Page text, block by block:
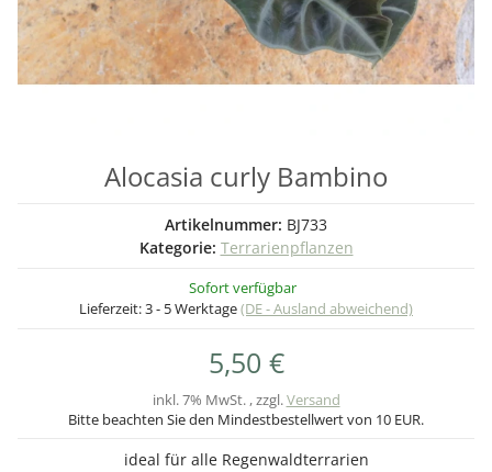
Alocasia curly Bambino
Artikelnummer: BJ733
Kategorie: Terrarienpflanzen
Sofort verfügbar
Lieferzeit:3 - 5 Werktage(DE - Ausland abweichend)
5,50 €
inkl. 7% MwSt. , zzgl.Versand
Bitte beachten Sie den Mindestbestellwert von 10 EUR.
ideal für alle Regenwaldterrarien